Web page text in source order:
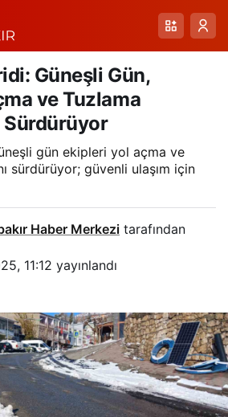
Güneşli Gün,
ve Tuzlama
Sürdürüyor
gün ekipleri yol açma ve
sürdürüyor; güvenli ulaşım için
Haber Merkezi tarafından
11:12 yayınlandı
Paylaş